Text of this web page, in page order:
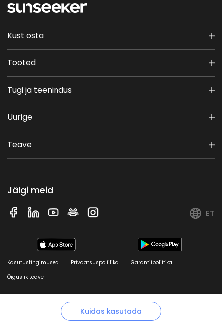
Kuidas kasutada
Kust osta
Tooted
Tugi ja teenindus
Uurige
Teave
Jälgi meid
ET
Kasutustingimused Privaatsuspoliitika
Garantiipoliitika
Õiguslik teave